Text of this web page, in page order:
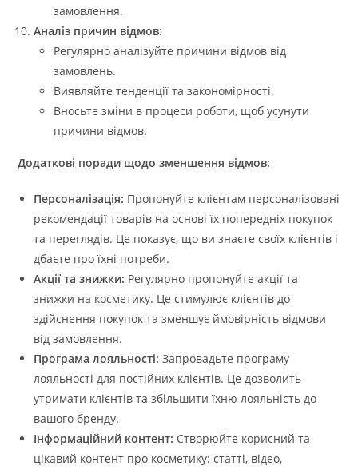
замовлення.
Аналіз причин відмов:
Регулярно аналізуйте причини відмов від
замовлень.
Виявляйте тенденції та закономірності.
Вносьте зміни в процеси роботи, щоб усунути
причини відмов.
Додаткові поради щодо зменшення відмов:
Персоналізація: Пропонуйте клієнтам персоналізовані
рекомендації товарів на основі їх попередніх покупок
та переглядів. Це показує, що ви знаєте своїх клієнтів і
дбаєте про їхні потреби.
Акції та знижки: Регулярно пропонуйте акції та
знижки на косметику. Це стимулює клієнтів до
здійснення покупок та зменшує ймовірність відмови
від замовлення.
Програма лояльності: Запровадьте програму
лояльності для постійних клієнтів. Це дозволить
утримати клієнтів та збільшити їхню лояльність до
вашого бренду.
Інформаційний контент: Створюйте корисний та
цікавий контент про косметику: статті, відео,